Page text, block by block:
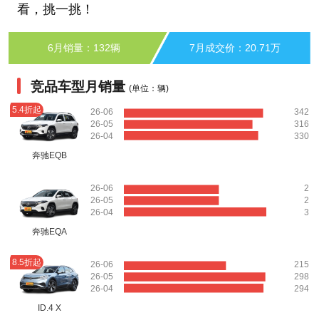
看，挑一挑！
6月销量：132辆 7月成交价：20.71万
竞品车型月销量 (单位：辆)
5.4折起
奔驰EQB
26-06
26-05
26-04
342
316
330
奔驰EQA
26-06
26-05
26-04
2
2
3
8.5折起
ID.4 X
26-06
26-05
26-04
215
298
294